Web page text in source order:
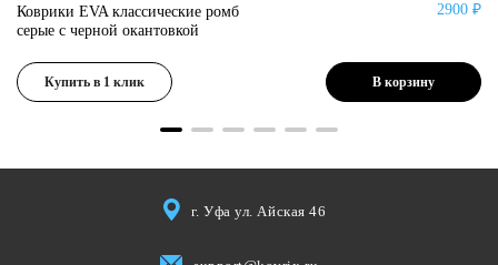
Коврики EVA классические ромб
серые с черной окантовкой
2900 ₽
Купить в 1 клик В корзину
г. Уфа ул. Айская 46